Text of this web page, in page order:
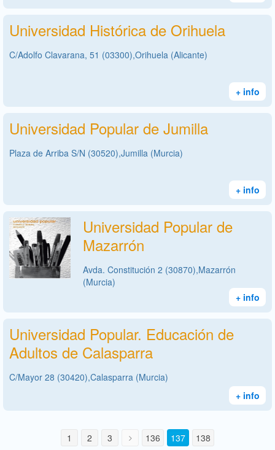
Universidad Histórica de Orihuela
C/Adolfo Clavarana, 51 (03300),Orihuela (Alicante)
+ info
Universidad Popular de Jumilla
Plaza de Arriba S/N (30520),Jumilla (Murcia)
+ info
Universidad Popular de
Mazarrón
Avda. Constitución 2 (30870),Mazarrón
(Murcia)
+ info
Universidad Popular. Educación de
Adultos de Calasparra
C/Mayor 28 (30420),Calasparra (Murcia)
+ info
1 2 3 136 137 138